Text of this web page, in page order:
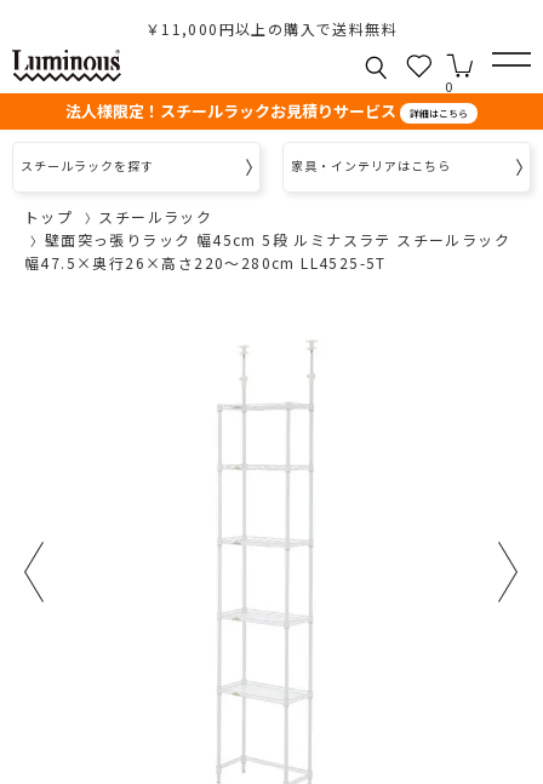
￥11,000円以上の購入で送料無料
0
法人様限定！スチールラックお見積りサービス 詳細はこちら
スチールラックを探す 家具・インテリアはこちら
トップ
スチールラック
壁面突っ張りラック 幅45cm 5段 ルミナスラテ スチールラック
幅47.5×奥行26×高さ220～280cm LL4525-5T